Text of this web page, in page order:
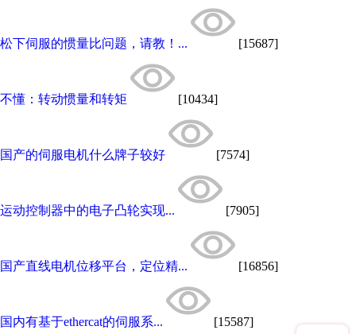
松下伺服的惯量比问题，请教！... [15687]
不懂：转动惯量和转矩 [10434]
国产的伺服电机什么牌子较好 [7574]
运动控制器中的电子凸轮实现... [7905]
国产直线电机位移平台，定位精... [16856]
国内有基于ethercat的伺服系... [15587]